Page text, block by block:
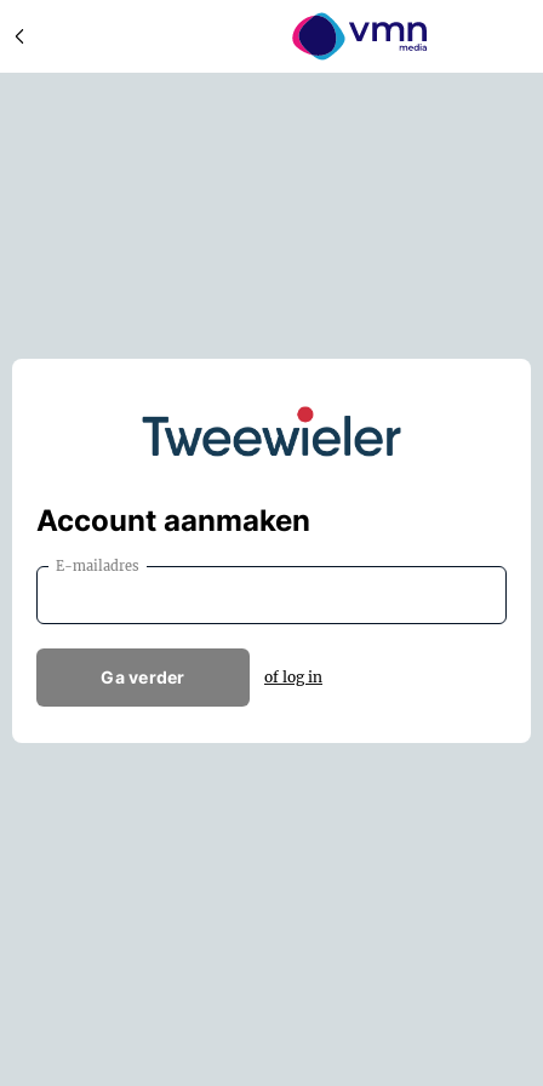
Account aanmaken
E-mailadres
Ga verder of log in